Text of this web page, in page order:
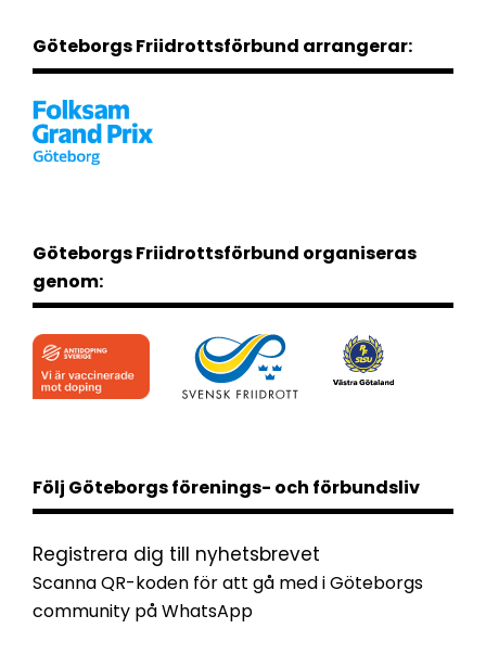
Göteborgs Friidrottsförbund arrangerar:
Göteborgs Friidrottsförbund organiseras
genom:
Följ Göteborgs förenings- och förbundsliv
Registrera dig till nyhetsbrevet
Scanna QR-koden för att gå med i Göteborgs
community på WhatsApp